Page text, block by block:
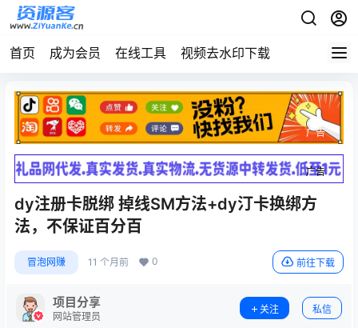
首页 成为会员 在线工具 视频去水印下载
广告
广告
dy注册卡脱绑 掉线SM方法+dy汀卡换绑方
法，不保证百分百
冒泡网赚 11 个月前 0 前往下载
项目分享
网站管理员
关注 私信